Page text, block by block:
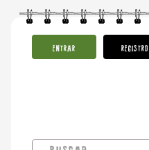
ENTRAR REGISTRO